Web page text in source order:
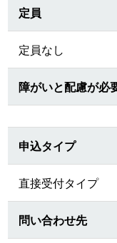
定員
定員なし
障がいと配慮が必
申込タイプ
直接受付タイプ
問い合わせ先